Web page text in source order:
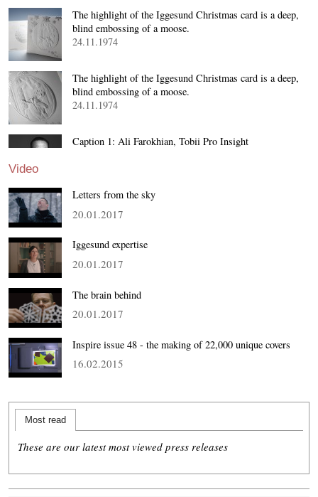
The highlight of the Iggesund Christmas card is a deep,
blind embossing of a moose.
24.11.1974
The highlight of the Iggesund Christmas card is a deep,
blind embossing of a moose.
24.11.1974
Caption 1: Ali Farokhian, Tobii Pro Insight
Video
Letters from the sky
20.01.2017
Iggesund expertise
20.01.2017
The brain behind
20.01.2017
Inspire issue 48 - the making of 22,000 unique covers
16.02.2015
Most read
These are our latest most viewed press releases